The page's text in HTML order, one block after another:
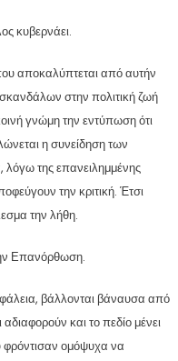
κυβερνάει.
αποκαλύπτεται από αυτήν
στην πολιτική ζωή
γνώμη την εντύπωση ότι
η συνείδηση των
λόγω της επανειλημμένης
την κριτική. Έτσι
την λήθη.
Επανόρθωση.
βάλλονται βάναυσα από
και το πεδίο μένει
φρόντισαν ομόψυχα να